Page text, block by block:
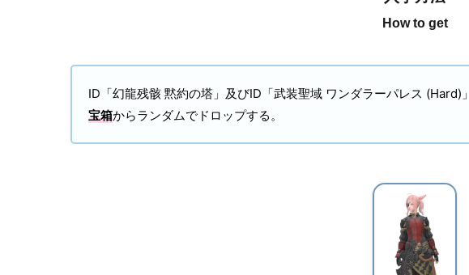
How to get
ID「幻龍残骸 黙約の塔」及びID「武装聖域 ワンダラーパレス
宝箱からランダムでドロップする。